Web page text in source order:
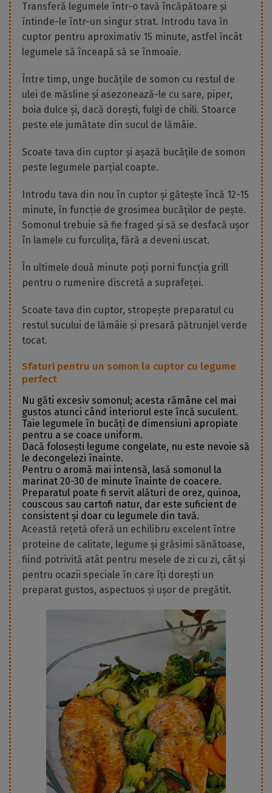
Transferă legumele într-o tavă încăpătoare și
întinde-le într-un singur strat. Introdu tava în
cuptor pentru aproximativ 15 minute, astfel încât
legumele să înceapă să se înmoaie.
Între timp, unge bucățile de somon cu restul de
ulei de măsline și asezonează-le cu sare, piper,
boia dulce și, dacă dorești, fulgi de chili. Stoarce
peste ele jumătate din sucul de lămâie.
Scoate tava din cuptor și așază bucățile de somon
peste legumele parțial coapte.
Introdu tava din nou în cuptor și gătește încă 12-15
minute, în funcție de grosimea bucăților de pește.
Somonul trebuie să fie fraged și să se desfacă ușor
în lamele cu furculița, fără a deveni uscat.
În ultimele două minute poți porni funcția grill
pentru o rumenire discretă a suprafeței.
Scoate tava din cuptor, stropește preparatul cu
restul sucului de lămâie și presară pătrunjel verde
tocat.
Sfaturi pentru un somon la cuptor cu legume
perfect
Nu găti excesiv somonul; acesta rămâne cel mai
gustos atunci când interiorul este încă suculent.
Taie legumele în bucăți de dimensiuni apropiate
pentru a se coace uniform.
Dacă folosești legume congelate, nu este nevoie să
le decongelezi înainte.
Pentru o aromă mai intensă, lasă somonul la
marinat 20-30 de minute înainte de coacere.
Preparatul poate fi servit alături de orez, quinoa,
couscous sau cartofi natur, dar este suficient de
consistent și doar cu legumele din tavă.
Această rețetă oferă un echilibru excelent între
proteine de calitate, legume și grăsimi sănătoase,
fiind potrivită atât pentru mesele de zi cu zi, cât și
pentru ocazii speciale în care îți dorești un
preparat gustos, aspectuos și ușor de pregătit.